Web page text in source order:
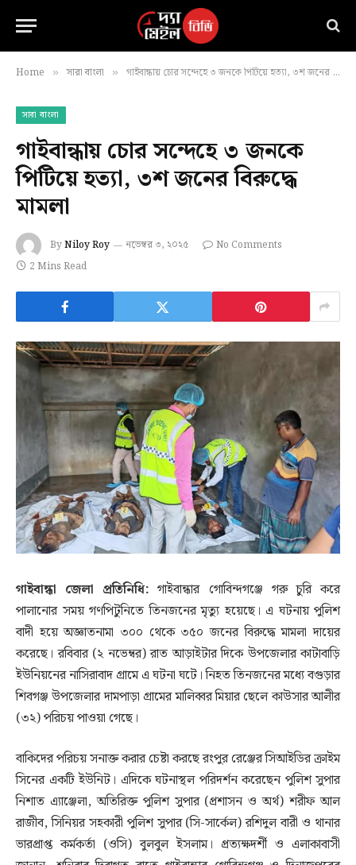
Home » সারা বাংলা » গাইবান্ধায় চোর সন্দেহে ৩ জনকে পিটিয়ে হত্যা, ৩শ জনের বিরুদ্ধে মামলা
সারা বাংলা
গাইবান্ধায় চোর সন্দেহে ৩ জনকে
পিটিয়ে হত্যা, ৩শ জনের বিরুদ্ধে
মামলা
ByNiloy Roy নভেম্বর ৩, ২০২৫
No Comments
2 Mins Read
গাইবান্ধা জেলা প্রতিনিধি: গাইবান্ধার গোবিন্দগঞ্জে গরু চুরি করে
পালানোর সময় গণপিটুনিতে তিনজনের মৃত্যু হয়েছে। এ ঘটনায় পুলিশ
বাদী হয়ে অজ্ঞাতনামা ৩০০ থেকে ৩৫০ জনের বিরুদ্ধে মামলা দায়ের
করেছে। রবিবার (২ নভেম্বর) রাত আড়াইটার দিকে উপজেলার কাটাবাড়ি
ইউনিয়নের নাসিরাবাদ গ্রামে এ ঘটনা ঘটে। নিহত তিনজনের মধ্যে বগুড়ার
শিবগঞ্জ উপজেলার দামপাড়া গ্রামের মালিব্বর মিয়ার ছেলে কাউসার আলীর
(৩২) পরিচয় পাওয়া গেছে।
বাকিদের পরিচয় সনাক্ত করার চেষ্টা করছে রংপুর রেঞ্জের সিআইডির ক্রাইম
সিনের একটি ইউনিট। এদিকে ঘটনাস্থল পরিদর্শন করেছেন পুলিশ সুপার
নিশাত এ্যাঞ্জেলা, অতিরিক্ত পুলিশ সুপার (প্রশাসন ও অর্থ) শরীফ আল
রাজীব, সিনিয়র সহকারী পুলিশ সুপার (সি-সার্কেল) রশিদুল বারী ও থানার
ভারপ্রাপ্ত কর্মকর্তা (ওসি) বুলবুল ইসলাম। প্রত্যক্ষদর্শী ও এলাকাবাসী